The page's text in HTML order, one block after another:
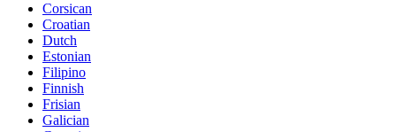
Corsican
Croatian
Dutch
Estonian
Filipino
Finnish
Frisian
Galician